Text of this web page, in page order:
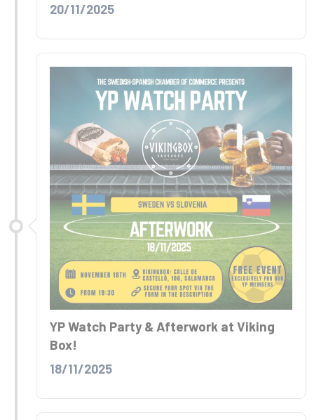
20/11/2025
YP Watch Party & Afterwork at Viking
Box!
18/11/2025